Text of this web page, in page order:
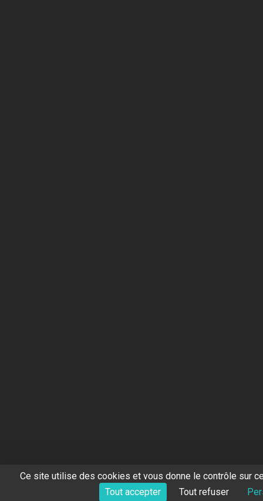
Ce site utilise des cookies et vous donne le contrôle sur
Tout accepter
Tout refuser